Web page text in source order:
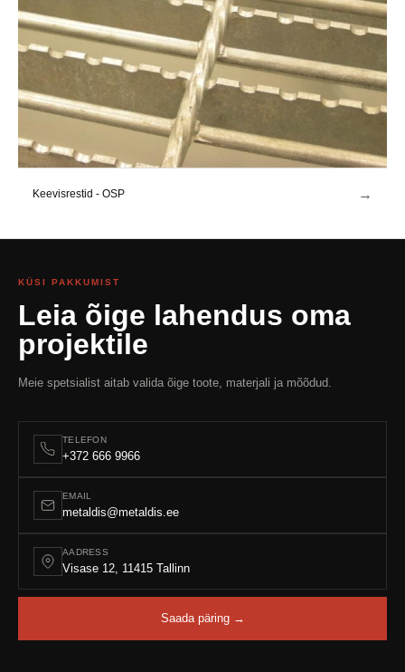
Keevisrestid - OSP →
KÜSI PAKKUMIST
Leia õige lahendus oma
projektile
Meie spetsialist aitab valida õige toote, materjali ja mõõdud.
TELEFON
+372 666 9966
EMAIL
metaldis@metaldis.ee
AADRESS
Visase 12, 11415 Tallinn
Saada päring →